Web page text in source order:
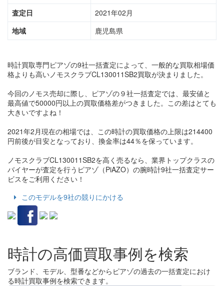
査定日
2021年02月
地域
鹿児島県
時計買取専門ピアゾの9社一括査定によって、一般的な買取相場価
格よりも高いノモスクラブCL130011SB2買取が決まりました。
今回のノモス売却に際し、ピアゾの９社一括査定では、最安値と
最高値で50000円以上の買取価格差がつきました。この差はとても
大きいですよね！
2021年2月現在の相場では、この時計の買取価格の上限は214400
円前後が目安となっており、換金率は44％を保っています。
ノモスクラブCL130011SB2を高く売るなら、業界トップクラスの
バイヤーが査定を行うピアゾ（PiAZO）の腕時計9社一括査定サー
ビスをご利用ください！
このモデルを9社の競りにかける
時計の高価買取事例を検索
ブランド、モデル、型番などからピアゾの過去の一括査定におけ
る時計買取事例を検索できます。